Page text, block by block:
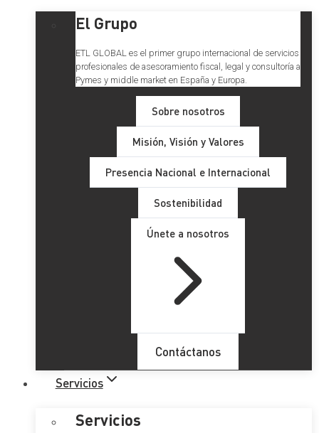
El Grupo
ETL GLOBAL es el primer grupo internacional de servicios
profesionales de asesoramiento fiscal, legal y consultoría a
Pymes y middle market en España y Europa.
Sobre nosotros
Misión, Visión y Valores
Presencia Nacional e Internacional
Sostenibilidad
Únete a nosotros
Contáctanos
Servicios
Servicios